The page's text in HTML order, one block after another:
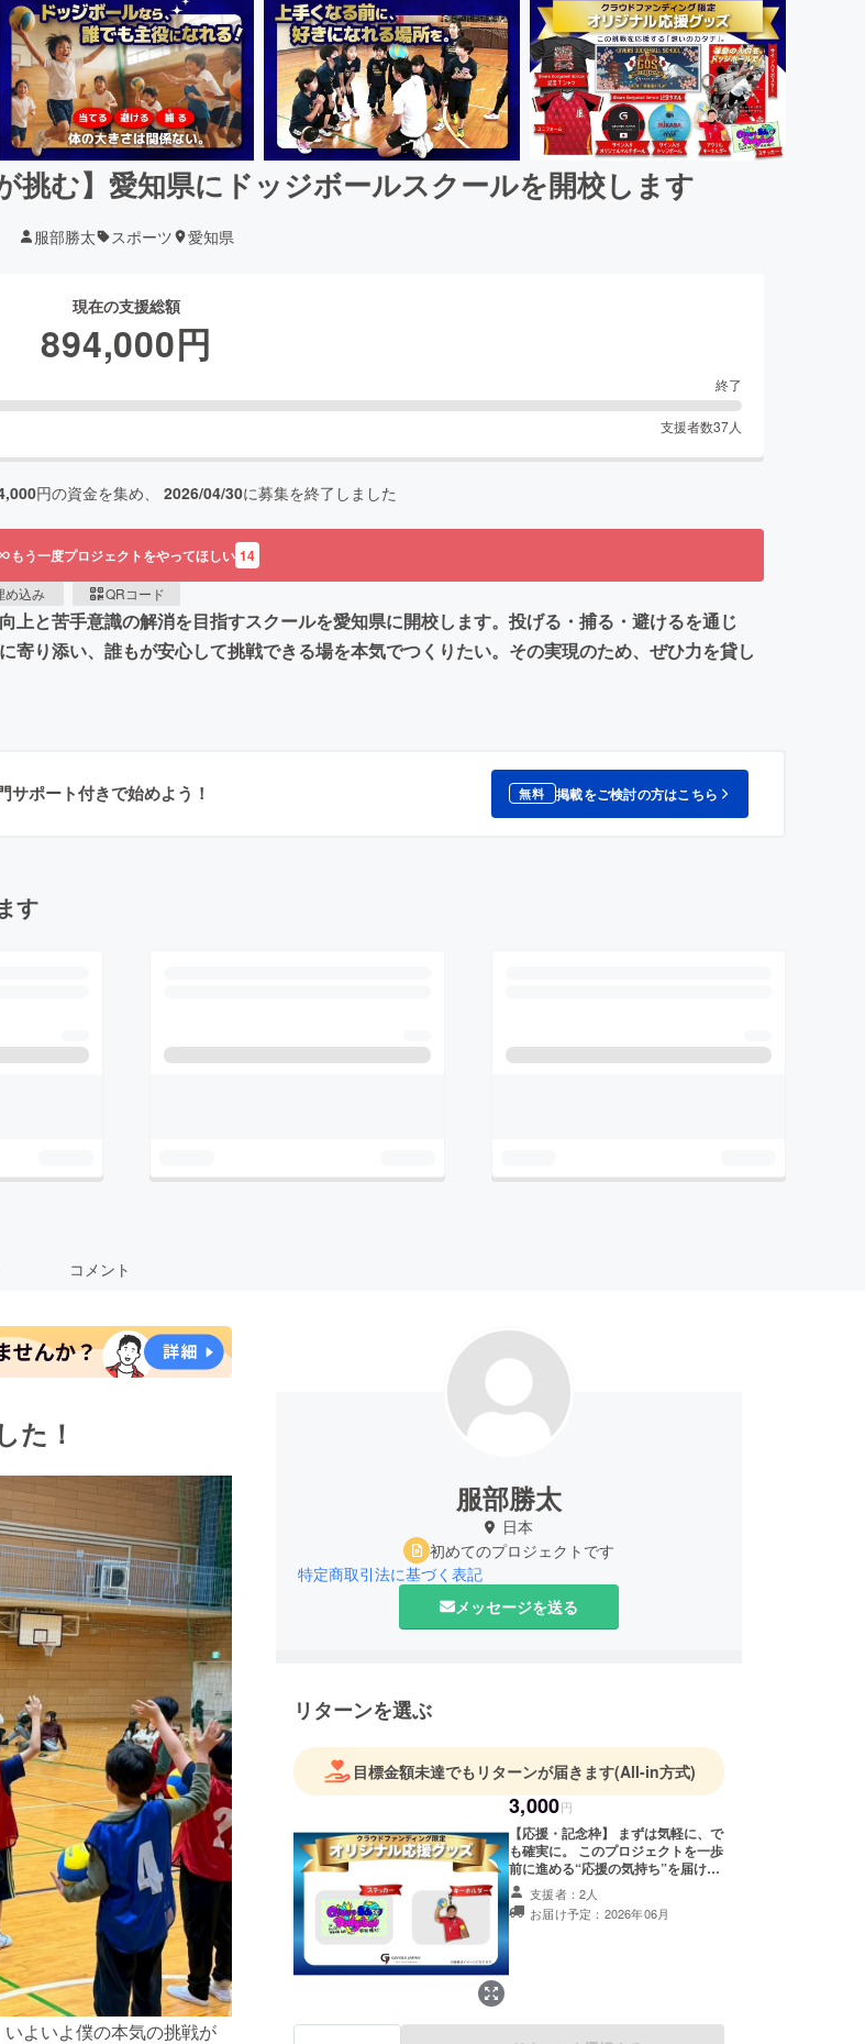
挑む】愛知県にドッジボールスクールを開校します
服部勝太 スポーツ 愛知県
現在の支援総額
894,000円
終了
支援者数37人
円の資金を集め、 2026/04/30に募集を終了しました
もう一度プロジェクトをやってほしい 14
め込み QRコード
上と苦手意識の解消を目指すスクールを愛知県に開校します。投げる・捕る・避けるを通じ
り添い、誰もが安心して挑戦できる場を本気でつくりたい。その実現のため、ぜひ力を貸し
サポート付きで始めよう！ 無料 掲載をご検討の方はこちら
す
コメント
た！
よいよ僕の本気の挑戦が
服部勝太
日本
初めてのプロジェクトです
特定商取引法に基づく表記
メッセージを送る
リターンを選ぶ
目標金額未達でもリターンが届きます(All-in方式)
3,000円
【応援・記念枠】 まずは気軽に、で
も確実に。 このプロジェクトを一歩
前に進める“応援の気持ち”を届けて
いただくプランです。 このリターン
を選んでいただいた方は、 ギバーズ
ドッジボールスクール立ち上げの
②ステッカー ③アクリルキーホル
支援者：2人
お届け予定：2026年06月